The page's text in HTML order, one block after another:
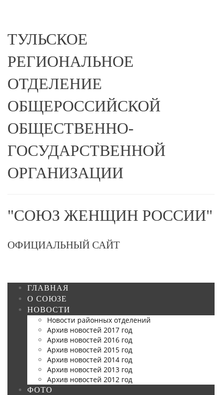
ТУЛЬСКОЕ
РЕГИОНАЛЬНОЕ
ОТДЕЛЕНИЕ
ОБЩЕРОССИЙСКОЙ
ОБЩЕСТВЕННО-
ГОСУДАРСТВЕННОЙ
ОРГАНИЗАЦИИ
"СОЮЗ ЖЕНЩИН РОССИИ"
ОФИЦИАЛЬНЫЙ САЙТ
ГЛАВНАЯ
О СОЮЗЕ
НОВОСТИ
Новости районных отделений
Архив новостей 2017 год
Архив новостей 2016 год
Архив новостей 2015 год
Архив новостей 2014 год
Архив новостей 2013 год
Архив новостей 2012 год
ФОТО